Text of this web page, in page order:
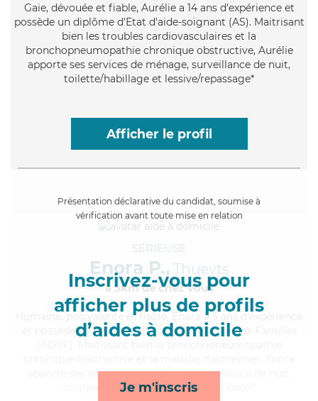
Gaie, dévouée et fiable, Aurélie a 14 ans d'expérience et
possède un diplôme d'Etat d'aide-soignant (AS). Maitrisant
bien les troubles cardiovasculaires et la
bronchopneumopathie chronique obstructive, Aurélie
apporte ses services de ménage, surveillance de nuit,
toilette/habillage et lessive/repassage*
Afficher le profil
Présentation déclarative du candidat, soumise à
vérification avant toute mise en relation
Inscrivez-vous pour
afficher plus de profils
d’aides à domicile
Je m'inscris
SÉRIEUSE
Enora P., Thueyts
à 5km de chez Vous
, polyvalente et fiable, Enora a 5 ans d'expérience
et possède un diplôme d'Assistante De Vie aux Familles
apporte ses services de mobilité, surveillance de nuit,
compagnie/loisirs et courses/livraison*